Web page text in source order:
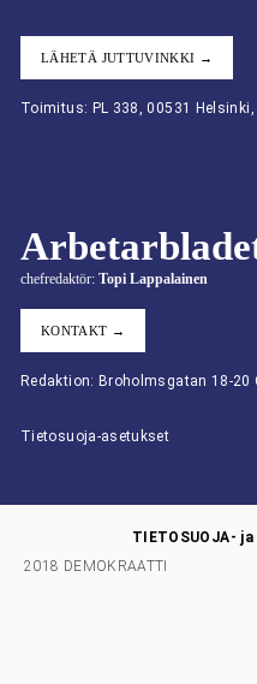
LÄHETÄ JUTTUVINKKI →
Toimitus: PL 338, 00531 Helsinki,
chefredaktör: Topi Lappalainen
KONTAKT →
Redaktion: Broholmsgatan 18-20
Tietosuoja-asetukset
2018 DEMOKRAATTI
TIETOSUOJA- ja